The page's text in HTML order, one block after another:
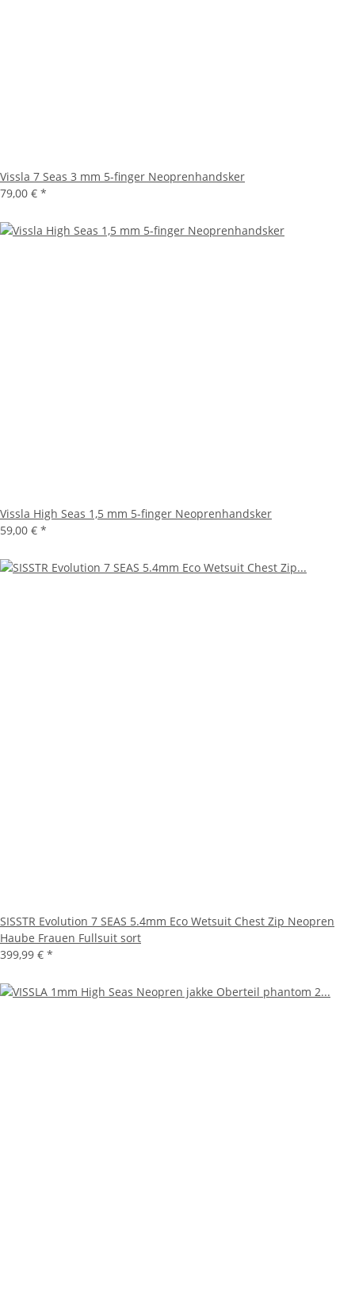
Vissla 7 Seas 3 mm 5-finger Neoprenhandsker
79,00 € *
Vissla High Seas 1,5 mm 5-finger Neoprenhandsker
59,00 € *
SISSTR Evolution 7 SEAS 5.4mm Eco Wetsuit Chest Zip Neopren
Haube Frauen Fullsuit sort
399,99 € *